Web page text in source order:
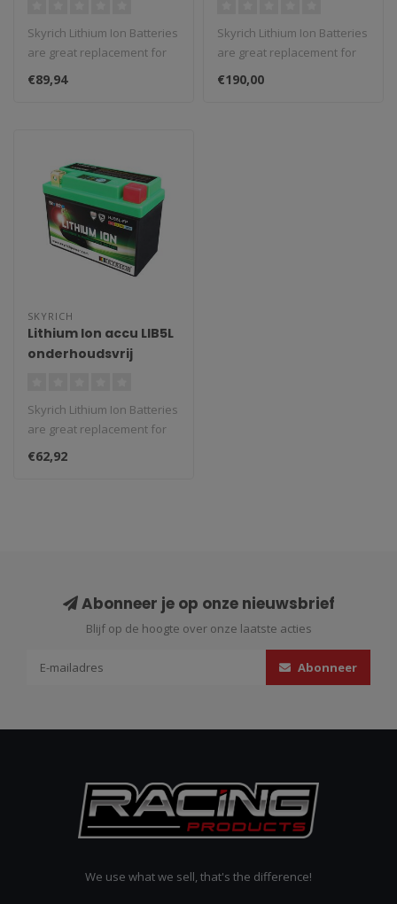
Skyrich Lithium Ion Batteries
are great replacement for
classic batteries. We st..
€89,94
Skyrich Lithium Ion Batteries
are great replacement for
classic batteries. We st..
€190,00
SKYRICH
Lithium Ion accu LIB5L
onderhoudsvrij
Skyrich Lithium Ion Batteries
are great replacement for
classic batteries. We st..
€62,92
Abonneer je op onze nieuwsbrief
Blijf op de hoogte over onze laatste acties
Abonneer
We use what we sell, that's the difference!